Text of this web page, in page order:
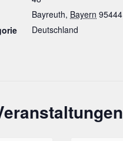
Bayreuth, Bayern 95444
Deutschland